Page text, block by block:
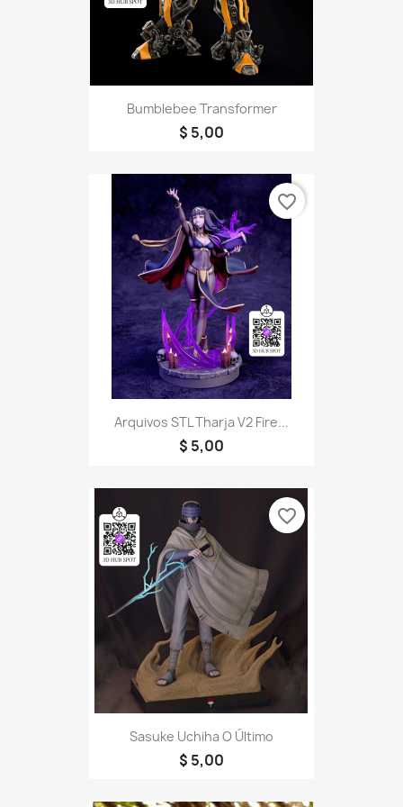
Bumblebee Transformer
$ 5,00
Arquivos STL Tharja V2 Fire...
$ 5,00
favorite_border
Sasuke Uchiha O Último
$ 5,00
favorite_border